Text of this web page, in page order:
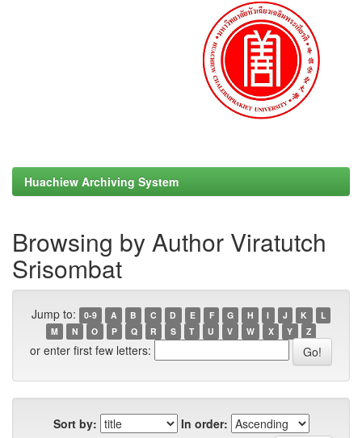
Huachiew Archiving System
Browsing by Author Viratutch
Srisombat
Jump to: 0-9 A B C D E F G H I J K
L
M
N O P Q R S T U V W X Y Z
or enter first few letters:
Sort by:
In order: